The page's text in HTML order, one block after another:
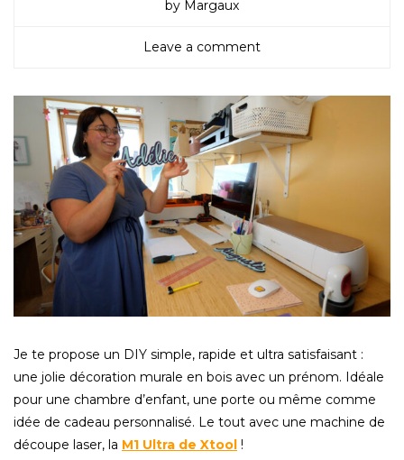
by Margaux
Leave a comment
Je te propose un DIY simple, rapide et ultra satisfaisant :
une jolie décoration murale en bois avec un prénom. Idéale
pour une chambre d’enfant, une porte ou même comme
idée de cadeau personnalisé. Le tout avec une machine de
découpe laser, la M1 Ultra de Xtool !